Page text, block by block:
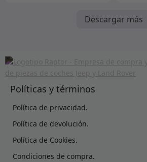
Descargar más
Políticas y términos
Política de privacidad.
Política de devolución.
Política de Cookies.
Condiciones de compra.